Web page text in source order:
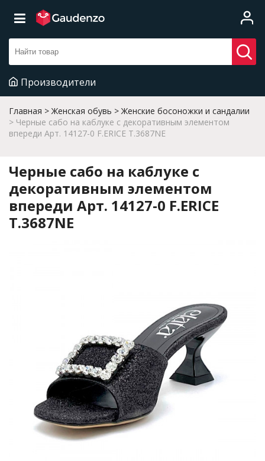
Производители
Главная Женская обувь
Женские босоножки и сандалии
Черные сабо на каблуке с декоративным элементом
впереди Арт. 14127-0 F.ERICE T.3687NE
Черные сабо на каблуке с
декоративным элементом
впереди Арт. 14127-0 F.ERICE
T.3687NE